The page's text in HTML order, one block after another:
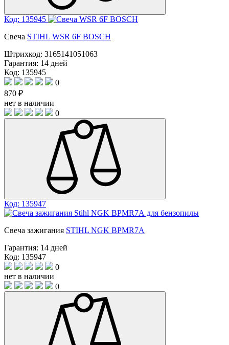
Код: 135945
Свеча STIHL WSR 6F BOSCH
Штрихкод: 3165141051063
Гарантия: 14 дней
Код: 135945
0
870 ₽
нет в наличии
0
Код: 135947
Свеча зажигания STIHL NGK BРMR7А
Гарантия: 14 дней
Код: 135947
0
нет в наличии
0